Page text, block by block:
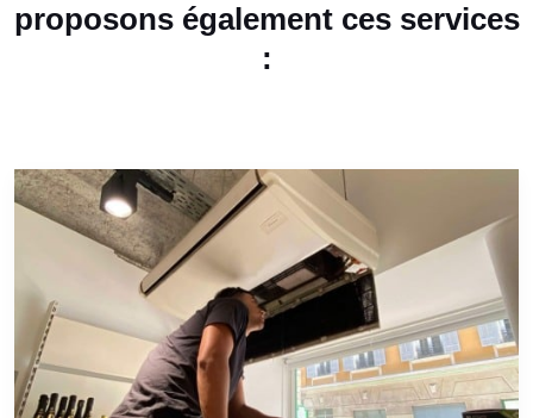
proposons également ces services
: